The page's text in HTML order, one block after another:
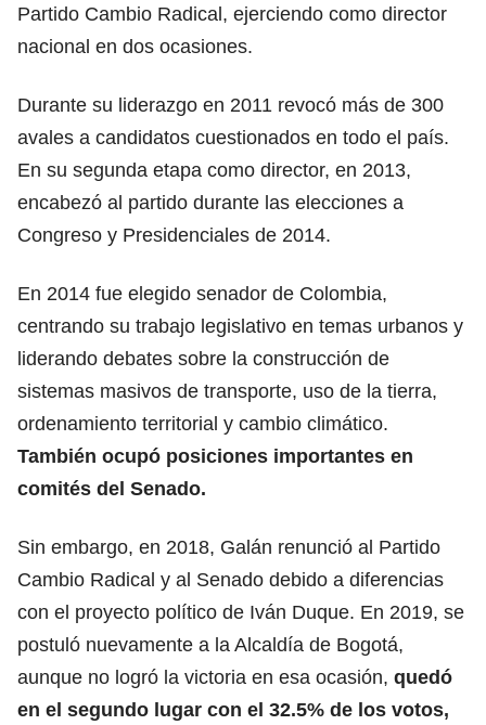
Partido Cambio Radical, ejerciendo como director
nacional en dos ocasiones.
Durante su liderazgo en 2011 revocó más de 300
avales a candidatos cuestionados en todo el país.
En su segunda etapa como director, en 2013,
encabezó al partido durante las elecciones a
Congreso y Presidenciales de 2014.
En 2014 fue elegido senador de Colombia,
centrando su trabajo legislativo en temas urbanos y
liderando debates sobre la construcción de
sistemas masivos de transporte, uso de la tierra,
ordenamiento territorial y cambio climático.
También ocupó posiciones importantes en
comités del Senado.
Sin embargo, en 2018, Galán renunció al Partido
Cambio Radical y al Senado debido a diferencias
con el proyecto político de Iván Duque. En 2019, se
postuló nuevamente a la Alcaldía de Bogotá,
aunque no logró la victoria en esa ocasión, quedó
en el segundo lugar con el 32.5% de los votos,